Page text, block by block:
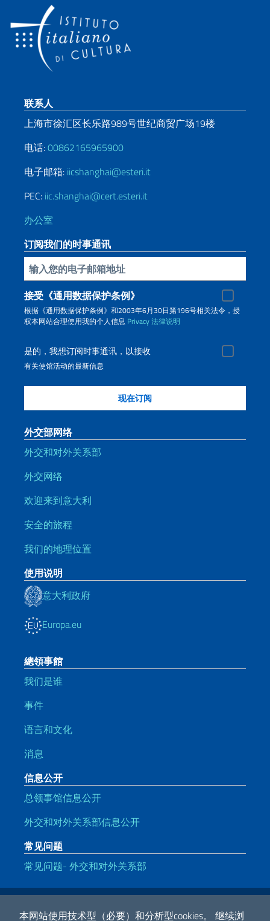
本网站使用技术型（必要）和分析型cookies。
继续浏
页脚部分
联系人
上海市徐汇区长乐路989号世纪商贸广场19楼
电话:00862165965900
电子邮箱: iicshanghai@esteri.it
PEC: iic.shanghai@cert.esteri.it
办公室
订阅我们的时事通讯
插入你的電子郵件
接受《通用数据保护条例》
根据《通用数据保护条例》和2003年6月30日第196号相关法令，授
权本网站合理使用我的个人信息 Privacy法律说明
是的，我想订阅时事通讯，以接收
有关使馆活动的最新信息
外交部网络
外交和对外关系部
外交网络
欢迎来到意大利
安全的旅程
我们的地理位置
使用说明
意大利政府
Europa.eu
總領事館
我们是谁
事件
语言和文化
消息
信息公开
总领事馆信息公开
外交和对外关系部信息公开
常见问题
常见问题- 外交和对外关系部
有用的链接
Note legaliPrivacy e cookie policyDichiarazione di accessibilità